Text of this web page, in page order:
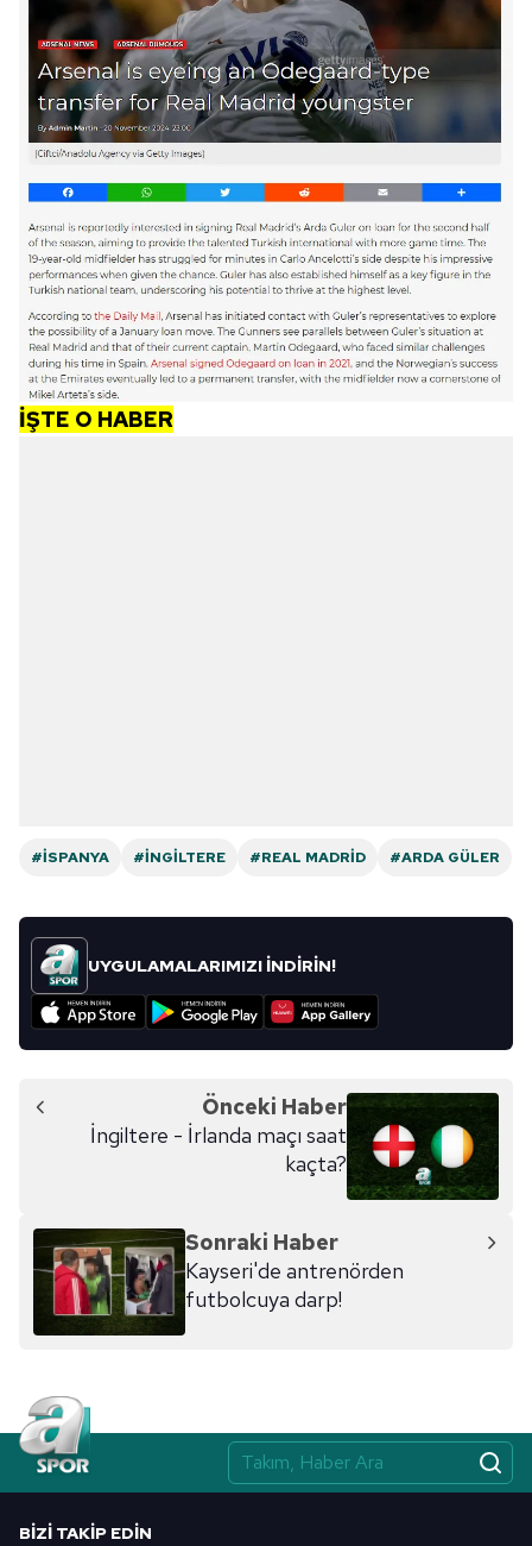
İŞTE O HABER
#İSPANYA #İNGILTERE #REAL MADRID #ARDA GÜLER
UYGULAMALARIMIZI İNDİRİN!
Önceki Haber
İngiltere - İrlanda maçı saat
kaçta?
Sonraki Haber
Kayseri'de antrenörden
futbolcuya darp!
BIZI TAKIP EDIN